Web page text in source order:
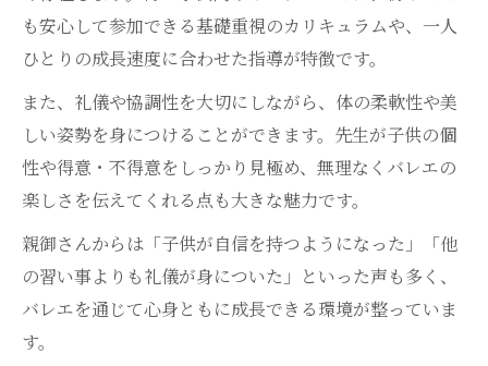
も安心して参加できる基礎重視のカリキュラムや、一人
ひとりの成長速度に合わせた指導が特徴です。
また、礼儀や協調性を大切にしながら、体の柔軟性や美
しい姿勢を身につけることができます。先生が子供の個
性や得意・不得意をしっかり見極め、無理なくバレエの
楽しさを伝えてくれる点も大きな魅力です。
親御さんからは「子供が自信を持つようになった」「他
の習い事よりも礼儀が身についた」といった声も多く、
バレエを通じて心身ともに成長できる環境が整っていま
す。